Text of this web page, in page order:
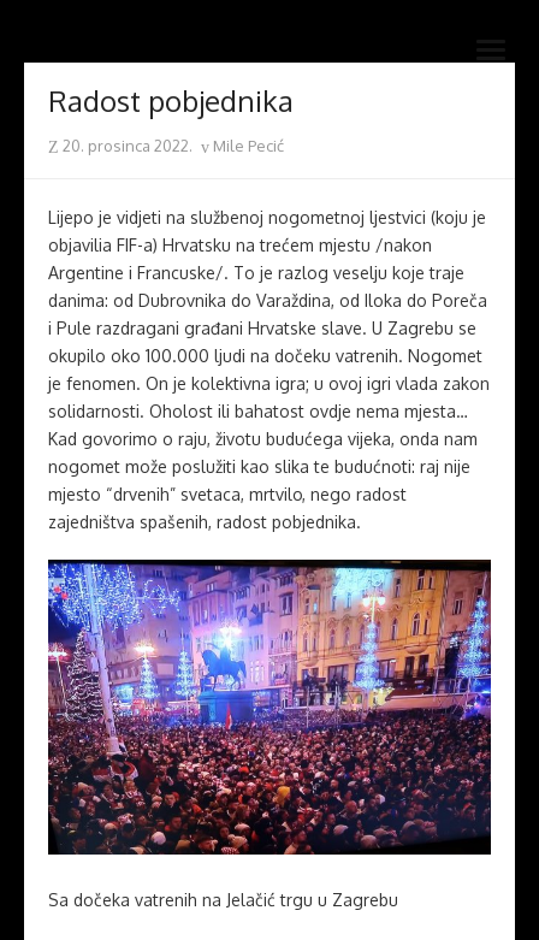
content
open
Radost pobjednika
Posted
20. prosinca 2022. Author
Mile Pecić
Lijepo je vidjeti na službenoj nogometnoj ljestvici (koju je
objavilia FIF-a) Hrvatsku na trećem mjestu /nakon
Argentine i Francuske/. To je razlog veselju koje traje
danima: od Dubrovnika do Varaždina, od Iloka do Poreča
i Pule razdragani građani Hrvatske slave. U Zagrebu se
okupilo oko 100.000 ljudi na dočeku vatrenih. Nogomet
je fenomen. On je kolektivna igra; u ovoj igri vlada zakon
solidarnosti. Oholost ili bahatost ovdje nema mjesta…
Kad govorimo o raju, životu budućega vijeka, onda nam
nogomet može poslužiti kao slika te budućnoti: raj nije
mjesto “drvenih” svetaca, mrtvilo, nego radost
zajedništva spašenih, radost pobjednika.
Sa dočeka vatrenih na Jelačić trgu u Zagrebu